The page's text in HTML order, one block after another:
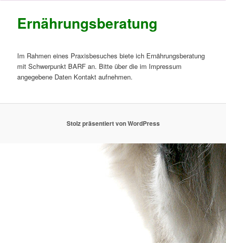
Ernährungsberatung
Im Rahmen eines Praxisbesuches biete ich Ernährungsberatung
mit Schwerpunkt BARF an. Bitte über die im Impressum
angegebene Daten Kontakt aufnehmen.
Stolz präsentiert von WordPress